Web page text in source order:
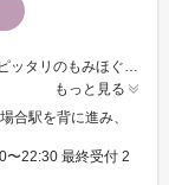
もっと見る
合駅を背に進み、
〜22:30 最終受付 2